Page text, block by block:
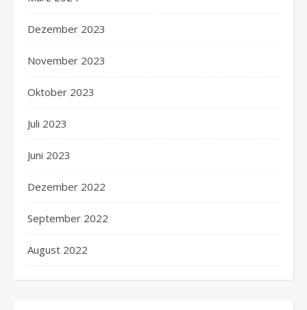
Dezember 2023
November 2023
Oktober 2023
Juli 2023
Juni 2023
Dezember 2022
September 2022
August 2022